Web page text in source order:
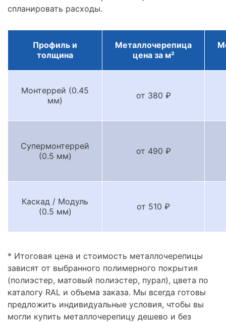
спланировать расходы.
Профиль и
толщина
Металлочерепица
цена за м²
Монтеррей (0.45
мм)
от 380 ₽
Супермонтеррей
(0.5 мм)
от 490 ₽
Каскад / Модуль
(0.5 мм)
от 510 ₽
* Итоговая цена и стоимость металлочерепицы
зависят от выбранного полимерного покрытия
(полиэстер, матовый полиэстер, пурал), цвета по
каталогу RAL и объема заказа. Мы всегда готовы
предложить индивидуальные условия, чтобы вы
могли купить металлочерепицу дешево и без